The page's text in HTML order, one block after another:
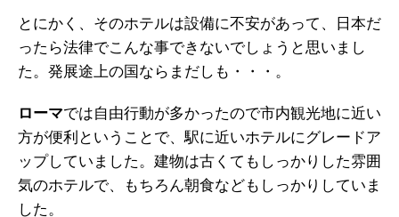
とにかく、そのホテルは設備に不安があって、日本だ
ったら法律でこんな事できないでしょうと思いまし
た。発展途上の国ならまだしも・・・。
ローマでは自由行動が多かったので市内観光地に近い
方が便利ということで、駅に近いホテルにグレードア
ップしていました。建物は古くてもしっかりした雰囲
気のホテルで、もちろん朝食などもしっかりしていま
した。